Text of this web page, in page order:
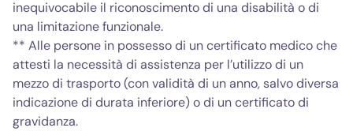
inequivocabile il riconoscimento di una disabilità o di
una limitazione funzionale.
** Alle persone in possesso di un certificato medico che
attesti la necessità di assistenza per l’utilizzo di un
mezzo di trasporto (con validità di un anno, salvo diversa
indicazione di durata inferiore) o di un certificato di
gravidanza.